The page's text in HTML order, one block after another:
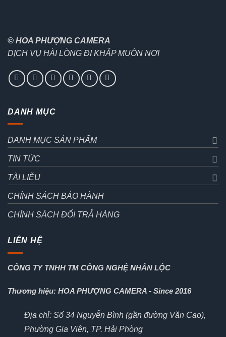
© HOA PHƯỢNG CAMERA
DỊCH VỤ HÀI LÒNG ĐI KHẮP MUÔN NƠI
DANH MỤC
DANH MỤC SẢN PHẨM
TIN TỨC
TÀI LIỆU
CHÍNH SÁCH BẢO HÀNH
CHÍNH SÁCH ĐỔI TRẢ HÀNG
LIÊN HỆ
CÔNG TY TNHH TM CÔNG NGHỆ NHÂN LỘC
Thương hiệu: HOA PHƯỢNG CAMERA - Since 2016
Địa chỉ: Số 34 Nguyễn Bình (gần đường Văn Cao),
Phường Gia Viên, TP. Hải Phòng